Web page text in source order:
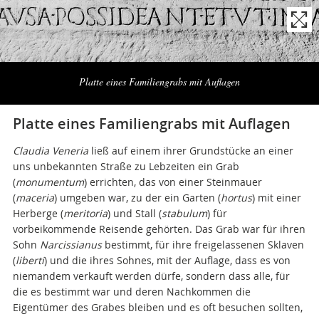
Platte eines Familiengrabs mit Auflagen
Naviga
Platte eines Familiengrabs mit Auflagen
Claudia Venerialieß auf einem ihrer Grundstücke an einer
uns unbekannten Straße zu Lebzeiten ein Grab
(monumentum) errichten, das von einer Steinmauer
(maceria) umgeben war, zu der ein Garten (hortus) mit einer
Herberge (meritoria) und Stall (stabulum) für
vorbeikommende Reisende gehörten. Das Grab war für ihren
Sohn Narcissianusbestimmt, für ihre freigelassenen Sklaven
(liberti) und die ihres Sohnes, mit der Auflage, dass es von
niemandem verkauft werden dürfe, sondern dass alle, für
die es bestimmt war und deren Nachkommen die
Eigentümer des Grabes bleiben und es oft besuchen sollten,